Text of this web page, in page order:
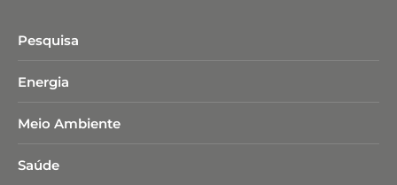
Pesquisa
Energia
Meio Ambiente
Saúde